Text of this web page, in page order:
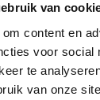
van
content en
voor social
te
van onze